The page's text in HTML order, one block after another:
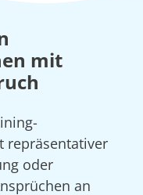
mit
repräsentativer
oder
an